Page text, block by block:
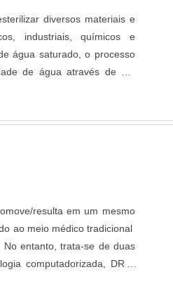
diversos materiais e
industriais, químicos e
água saturado, o processo
de água através de um
uma geração de vapor
presen....
resulta em um mesmo
ao meio médico tradicional
entanto, trata-se de duas
computadorizada, DR é
No que diz respeito
exercer quando....